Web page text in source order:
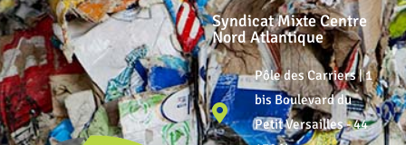
Syndicat Mixte Centre
Nord Atlantique
Pôle des Carriers | 1
bis Boulevard du
Petit Versailles - 44